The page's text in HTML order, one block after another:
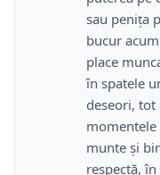
sau peniţa
bucur
place
în spatele
deseori, tot
momentele
munte şi
respectă,